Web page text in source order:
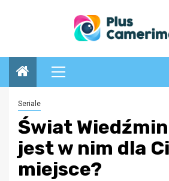
Menu
główne
Seriale
Świat
jest w nim dla
miejsce?